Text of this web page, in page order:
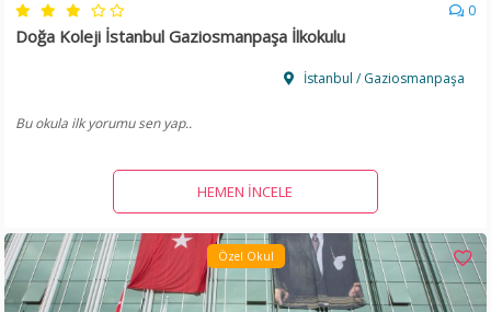
0
Doğa Koleji İstanbul Gaziosmanpaşa İlkokulu
İstanbul / Gaziosmanpaşa
Bu okula ilk yorumu sen yap..
HEMEN İNCELE
Özel Okul